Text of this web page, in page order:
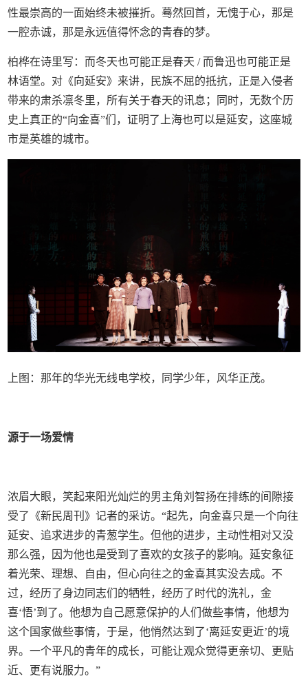
性最崇高的一面始终未被摧折。蓦然回首，无愧于心，那是
一腔赤诚，那是永远值得怀念的青春的梦。
柏桦在诗里写：而冬天也可能正是春天 / 而鲁迅也可能正是
林语堂。对《向延安》来讲，民族不屈的抵抗，正是入侵者
带来的肃杀凛冬里，所有关于春天的讯息；同时，无数个历
史上真正的“向金喜”们，证明了上海也可以是延安，这座城
市是英雄的城市。
上图：那年的华光无线电学校，同学少年，风华正茂。
源于一场爱情
浓眉大眼，笑起来阳光灿烂的男主角刘智扬在排练的间隙接
受了《新民周刊》记者的采访。“起先，向金喜只是一个向往
延安、追求进步的青葱学生。但他的进步，主动性相对又没
那么强，因为他也是受到了喜欢的女孩子的影响。延安象征
着光荣、理想、自由，但心向往之的金喜其实没去成。不
过，经历了身边同志们的牺牲，经历了时代的洗礼，金
喜‘悟’到了。他想为自己愿意保护的人们做些事情，他想为
这个国家做些事情，于是，他悄然达到了‘离延安更近’的境
界。一个平凡的青年的成长，可能让观众觉得更亲切、更贴
近、更有说服力。”